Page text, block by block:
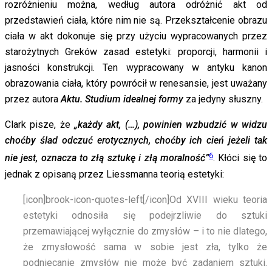
rozróżnieniu można, według autora odróżnić akt od
przedstawień ciała, które nim nie są. Przekształcenie obrazu
ciała w akt dokonuje się przy użyciu wypracowanych przez
starożytnych Greków zasad estetyki: proporcji, harmonii i
jasności konstrukcji. Ten wypracowany w antyku kanon
obrazowania ciała, który powrócił w renesansie, jest uważany
przez autoraAktu. Studium idealnej formy za jedyny słuszny.
Clark pisze, że „każdy akt, (…), powinien wzbudzić w widzu
choćby ślad odczuć erotycznych, choćby ich cień jeżeli tak
nie jest, oznacza to złą sztukę i złą moralność”6. Kłóci się to
jednak z opisaną przez Liessmanna teorią estetyki:
[icon]brook-icon-quotes-left[/icon] Od XVIII wieku teoria
estetyki odnosiła się podejrzliwie do sztuki
przemawiającej wyłącznie do zmysłów – i to nie dlatego,
że zmysłowość sama w sobie jest zła, tylko że
podniecanie zmysłów nie może być zadaniem sztuki.